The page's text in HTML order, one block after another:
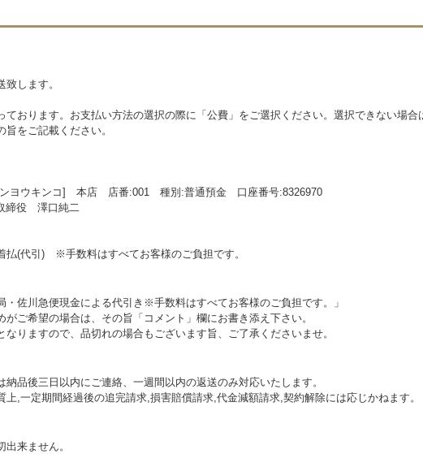
します。
ております。お支払い方法の選択の際に「公費」をご選択ください。選択できない場
旨をご記載ください。
ンヨウキンコ] 本店 店番:001 種別:普通預金 口座番号:8326970
締役 澤口純二
払(代引) ※手数料はすべてお客様のご負担です。
・佐川急便現金による代引き※手数料はすべてお客様のご負担です。」
ご希望の場合は、その旨「コメント」欄にお書き添え下さい。
りますので、品切れの場合もございます旨、ご了承くださいませ。
納品後三日以内にご連絡、一週間以内の返送のみ対応いたします。
上,一定期間経過後の追完請求,損害賠償請求,代金減額請求,契約解除には応じかねます。
出来ません。